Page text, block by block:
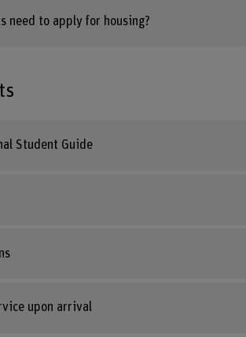
need to apply for housing?
Student Guide
upon arrival